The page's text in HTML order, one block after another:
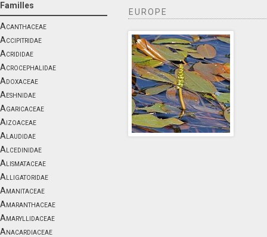
Familles
Acanthaceae
Accipitridae
Acrididae
Acrocephalidae
Adoxaceae
Aeshnidae
Agaricaceae
Aizoaceae
Alaudidae
Alcedinidae
Alismataceae
Alligatoridae
Amanitaceae
Amaranthaceae
Amaryllidaceae
Anacardiaceae
EUROPE